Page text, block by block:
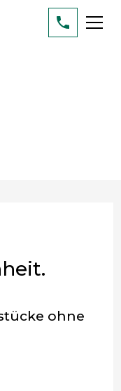
ohne